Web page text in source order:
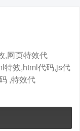
,网页特效代
特效,html代码,js代
,特效代